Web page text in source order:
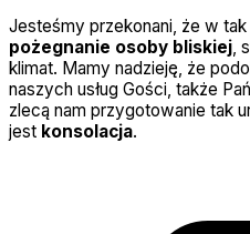
Jesteśmy przekonani, że w tak
pożegnanie osoby bliskiej,
klimat. Mamy nadzieję, że
naszych usług Gości, także
zlecą nam przygotowanie tak
jest konsolacja.